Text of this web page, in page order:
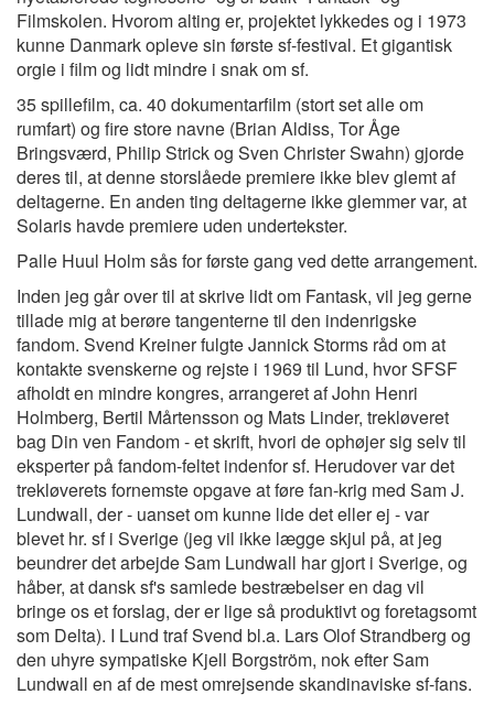
Filmskolen. Hvorom alting er, projektet lykkedes og i 1973
kunne Danmark opleve sin første sf-festival. Et gigantisk
orgie i film og lidt mindre i snak om sf.
35 spillefilm, ca. 40 dokumentarfilm (stort set alle om
rumfart) og fire store navne (Brian Aldiss, Tor Åge
Bringsværd, Philip Strick og Sven Christer Swahn) gjorde
deres til, at denne storslåede premiere ikke blev glemt af
deltagerne. En anden ting deltagerne ikke glemmer var, at
Solaris havde premiere uden undertekster.
Palle Huul Holm sås for første gang ved dette arrangement.
Inden jeg går over til at skrive lidt om Fantask, vil jeg gerne
tillade mig at berøre tangenterne til den indenrigske
fandom. Svend Kreiner fulgte Jannick Storms råd om at
kontakte svenskerne og rejste i 1969 til Lund, hvor SFSF
afholdt en mindre kongres, arrangeret af John Henri
Holmberg, Bertil Mårtensson og Mats Linder, trekløveret
bag Din ven Fandom - et skrift, hvori de ophøjer sig selv til
eksperter på fandom-feltet indenfor sf. Herudover var det
trekløverets fornemste opgave at føre fan-krig med Sam J.
Lundwall, der - uanset om kunne lide det eller ej - var
blevet hr. sf i Sverige (jeg vil ikke lægge skjul på, at jeg
beundrer det arbejde Sam Lundwall har gjort i Sverige, og
håber, at dansk sf's samlede bestræbelser en dag vil
bringe os et forslag, der er lige så produktivt og foretagsomt
som Delta). I Lund traf Svend bl.a. Lars Olof Strandberg og
den uhyre sympatiske Kjell Borgström, nok efter Sam
Lundwall en af de mest omrejsende skandinaviske sf-fans.